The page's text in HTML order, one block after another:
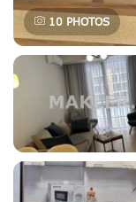
10 PHOTOS